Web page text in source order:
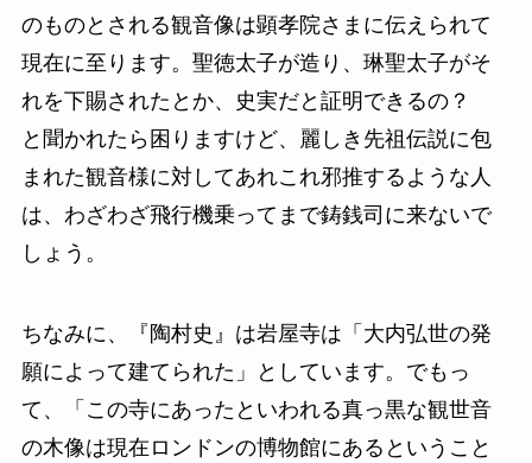
のものとされる観音像は顕孝院さまに伝えられて
現在に至ります。聖徳太子が造り、琳聖太子がそ
れを下賜されたとか、史実だと証明できるの？
と聞かれたら困りますけど、麗しき先祖伝説に包
まれた観音様に対してあれこれ邪推するような人
は、わざわざ飛行機乗ってまで鋳銭司に来ないで
しょう。
ちなみに、『陶村史』は岩屋寺は「大内弘世の発
願によって建てられた」としています。でもっ
て、「この寺にあったといわれる真っ黒な観世音
の木像は現在ロンドンの博物館にあるということ